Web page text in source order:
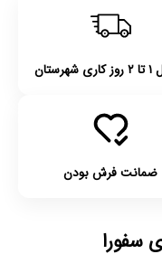
ضمانت فرش بودن
سفورا